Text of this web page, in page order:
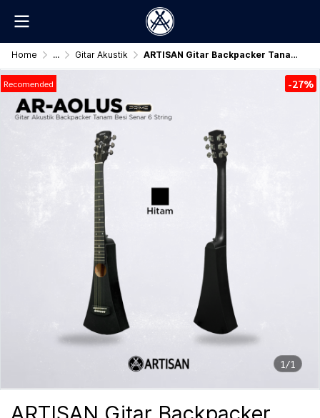
Home ... Gitar Akustik ARTISAN Gitar Backpacker Tanam Besi ( AR - AOLUS Prime )
1/1
Recomended -27%